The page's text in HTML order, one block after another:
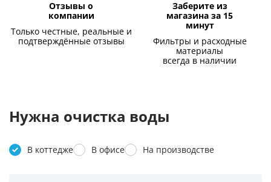
Отзывы о
компании
Только честные, реальные и
подтверждённые отзывы
Заберите из
магазина за 15
минут
Фильтры и расходные
материалы
всегда в наличии
Нужна очистка воды
В коттедже В офисе На производстве